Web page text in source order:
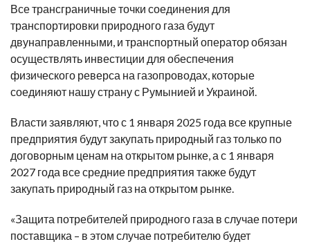
Все трансграничные точки соединения для
транспортировки природного газа будут
двунаправленными, и транспортный оператор обязан
осуществлять инвестиции для обеспечения
физического реверса на газопроводах, которые
соединяют нашу страну с Румынией и Украиной.
Власти заявляют, что с 1 января 2025 года все крупные
предприятия будут закупать природный газ только по
договорным ценам на открытом рынке, а с 1 января
2027 года все средние предприятия также будут
закупать природный газ на открытом рынке.
«Защита потребителей природного газа в случае потери
поставщика – в этом случае потребителю будет